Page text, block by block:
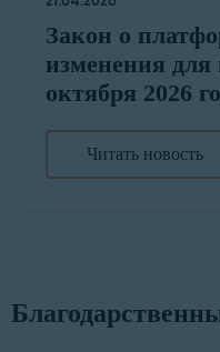
Закон о
изменения для
октября 2026
Читать новость